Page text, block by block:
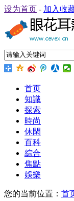
设为首页 - 加入收
首页
知識
探索
時尚
休閑
百科
綜合
焦點
娛樂
您的当前位置： 首